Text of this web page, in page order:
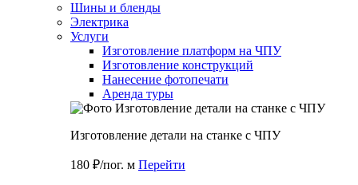
Шины и бленды
Электрика
Услуги
Изготовление платформ на ЧПУ
Изготовление конструкций
Нанесение фотопечати
Аренда туры
Изготовление детали на станке с ЧПУ
180 ₽/пог. м Перейти